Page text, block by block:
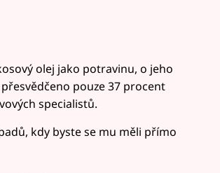
olej jako potravinu, o jeho
pouze 37 procent
specialistů.
kdy byste se mu měli přímo